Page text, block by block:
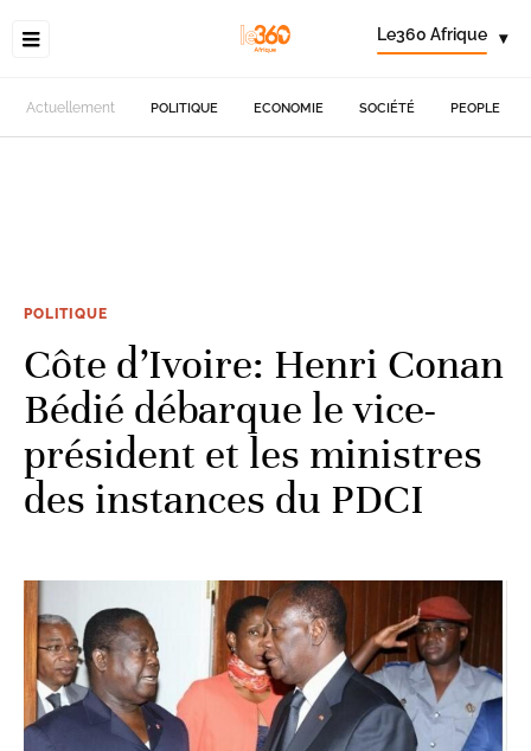
Le360 Afrique ▾
Actuellement POLITIQUE ECONOMIE SOCIÉTÉ PEOPLE
POLITIQUE
Côte d’Ivoire: Henri Conan
Bédié débarque le vice-
président et les ministres
des instances du PDCI